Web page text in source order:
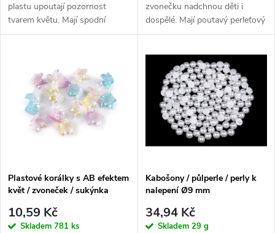
u
u
plastu upoutají pozornost
tvarem květu. Mají spodní
přišívání. Můžete je našít na
zvonečku nadchnou děti i
dospělé. Mají poutavý perleťový
lesk. Ocení je korálkářky, které
Plastové korálky s AB efektem
květ / zvoneček / sukýnka
10,59 Kč
Skladem 781 ks
Kabošony / půlperle / perly k
nalepení Ø9 mm
34,94 Kč
Skladem 29 g